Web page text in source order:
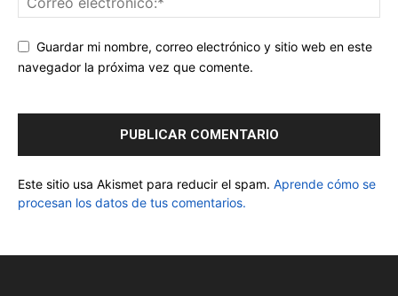
Guardar mi nombre, correo electrónico y sitio web en este
navegador la próxima vez que comente.
Este sitio usa Akismet para reducir el spam. Aprende cómo se
procesan los datos de tus comentarios.